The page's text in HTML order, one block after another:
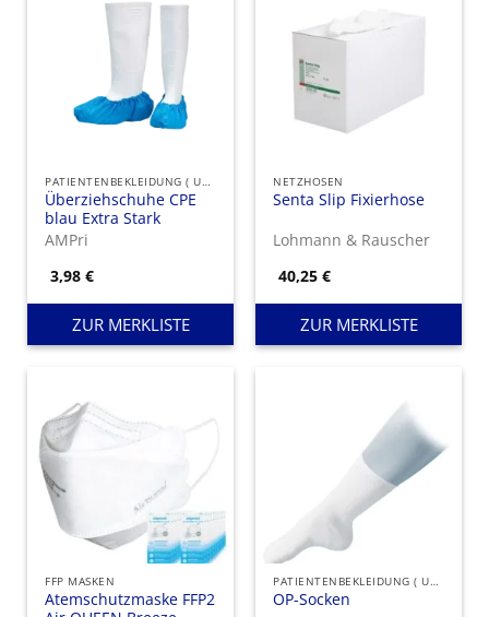
PATIENTENBEKLEIDUNG ( UNSTERIL )
Überziehschuhe CPE
blau Extra Stark
AMPri
3,98€
ZUR MERKLISTE
NETZHOSEN
Senta Slip Fixierhose
Lohmann & Rauscher
40,25€
ZUR MERKLISTE
FFP MASKEN
Atemschutzmaske FFP2
PATIENTENBEKLEIDUNG ( UNSTERIL )
OP-Socken